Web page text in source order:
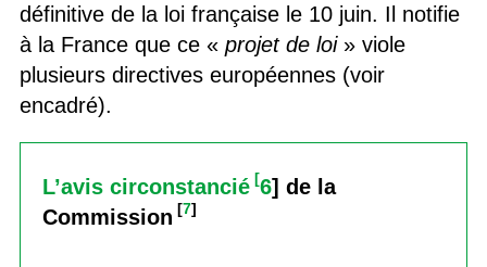
définitive de la loi française le 10 juin. Il notifie
à la France que ce « projet de loi» viole
plusieurs directives européennes (voir
encadré).
L’avis circonstancié [6] de la
Commission [7]